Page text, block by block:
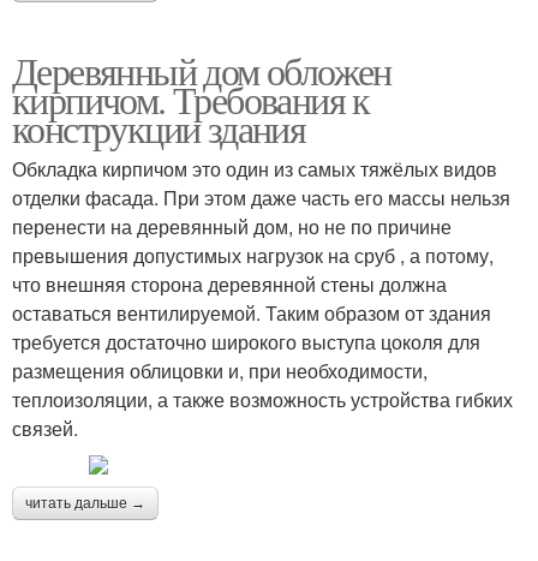
Деревянный дом обложен
кирпичом. Требования к
конструкции здания
Обкладка кирпичом это один из самых тяжёлых видов
отделки фасада. При этом даже часть его массы нельзя
перенести на деревянный дом, но не по причине
превышения допустимых нагрузок на сруб , а потому,
что внешняя сторона деревянной стены должна
оставаться вентилируемой. Таким образом от здания
требуется достаточно широкого выступа цоколя для
размещения облицовки и, при необходимости,
теплоизоляции, а также возможность устройства гибких
связей.
читать дальше →